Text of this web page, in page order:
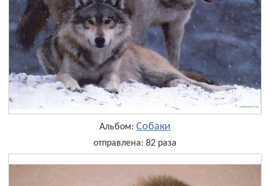
Альбом: Собаки
отправлена: 82 раза